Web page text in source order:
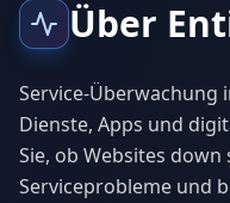
Über
Service-Überwachung
Dienste, Apps und
Sie, ob Websites
Serviceprobleme und